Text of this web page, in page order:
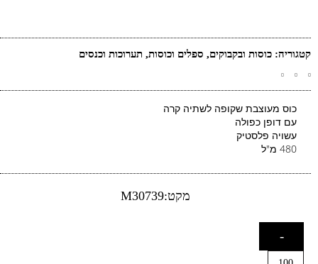
קטגוריה: כוסות ובקבוקים, ספלים וכוסות, תערוכות וכנסים
כוס מעוצבת שקופה לשתיה קרה
עם דופן כפולה
עשויה פלסטיק
480 מ"ל
מקט:M30739
-